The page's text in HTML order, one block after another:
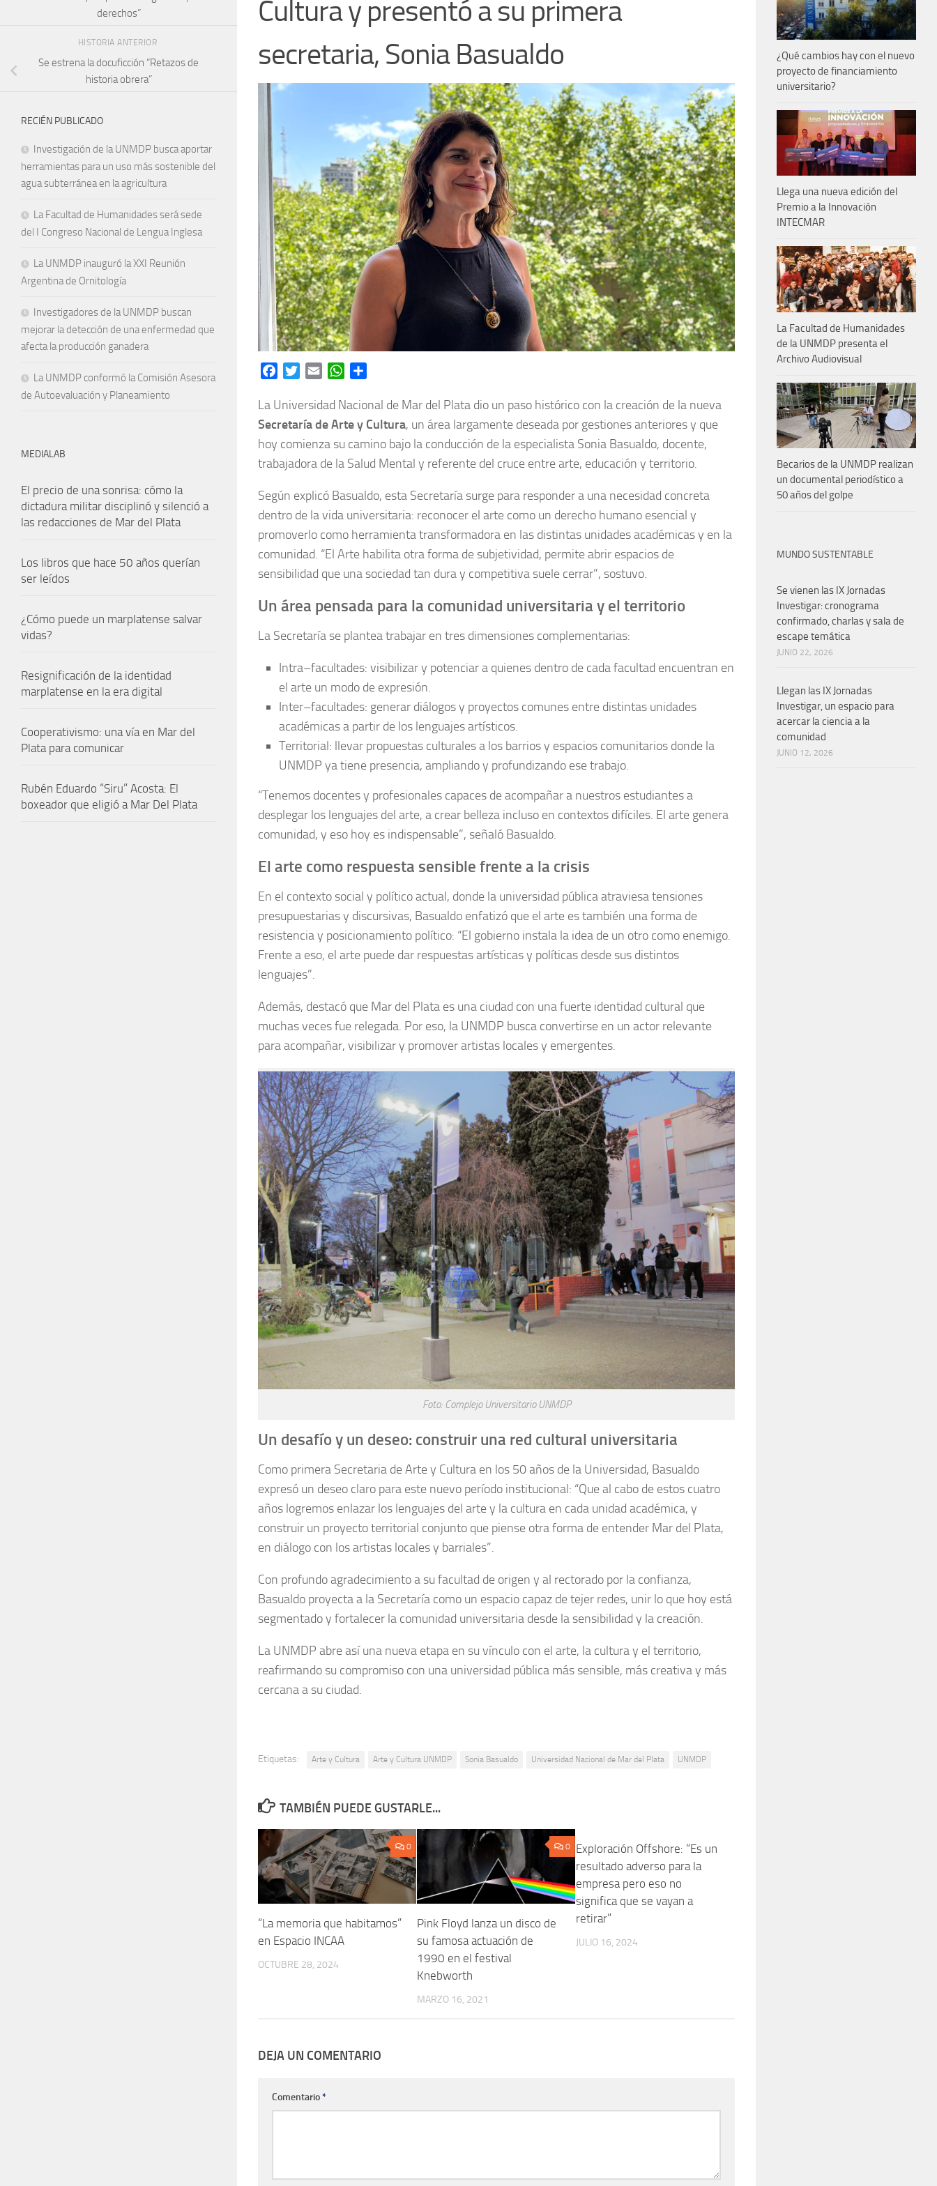
Cultura y presentó a su primera
secretaria, Sonia Basualdo
FacebookTwitterEmail WhatsApp
La Universidad Nacional de Mar del Plata dio un paso histórico con la creación de la nueva
Secretaría de Arte y Cultura, un área largamente deseada por gestiones anteriores y que
hoy comienza su camino bajo la conducción de la especialista Sonia Basualdo, docente,
trabajadora de la Salud Mental y referente del cruce entre arte, educación y territorio.
Según explicó Basualdo, esta Secretaría surge para responder a una necesidad concreta
dentro de la vida universitaria: reconocer el arte como un derecho humano esencial y
promoverlo como herramienta transformadora en las distintas unidades académicas y en la
comunidad. “El Arte habilita otra forma de subjetividad, permite abrir espacios de
sensibilidad que una sociedad tan dura y competitiva suele cerrar”, sostuvo.
Un área pensada para la comunidad universitaria y el territorio
La Secretaría se plantea trabajar en tres dimensiones complementarias:
Intra–facultades: visibilizar y potenciar a quienes dentro de cada facultad encuentran en
el arte un modo de expresión.
Inter–facultades: generar diálogos y proyectos comunes entre distintas unidades
académicas a partir de los lenguajes artísticos.
Territorial: llevar propuestas culturales a los barrios y espacios comunitarios donde la
UNMDP ya tiene presencia, ampliando y profundizando ese trabajo.
“Tenemos docentes y profesionales capaces de acompañar a nuestros estudiantes a
desplegar los lenguajes del arte, a crear belleza incluso en contextos difíciles. El arte genera
comunidad, y eso hoy es indispensable”, señaló Basualdo.
El arte como respuesta sensible frente a la crisis
En el contexto social y político actual, donde la universidad pública atraviesa tensiones
presupuestarias y discursivas, Basualdo enfatizó que el arte es también una forma de
resistencia y posicionamiento político: “El gobierno instala la idea de un otro como enemigo.
Frente a eso, el arte puede dar respuestas artísticas y políticas desde sus distintos
lenguajes”.
Además, destacó que Mar del Plata es una ciudad con una fuerte identidad cultural que
muchas veces fue relegada. Por eso, la UNMDP busca convertirse en un actor relevante
para acompañar, visibilizar y promover artistas locales y emergentes.
Foto: Complejo Universitario UNMDP
Un desafío y un deseo: construir una red cultural universitaria
Como primera Secretaria de Arte y Cultura en los 50 años de la Universidad, Basualdo
expresó un deseo claro para este nuevo período institucional: “Que al cabo de estos cuatro
años logremos enlazar los lenguajes del arte y la cultura en cada unidad académica, y
construir un proyecto territorial conjunto que piense otra forma de entender Mar del Plata,
en diálogo con los artistas locales y barriales”.
Con profundo agradecimiento a su facultad de origen y al rectorado por la confianza,
Basualdo proyecta a la Secretaría como un espacio capaz de tejer redes, unir lo que hoy está
segmentado y fortalecer la comunidad universitaria desde la sensibilidad y la creación.
La UNMDP abre así una nueva etapa en su vínculo con el arte, la cultura y el territorio,
reafirmando su compromiso con una universidad pública más sensible, más creativa y más
cercana a su ciudad.
Etiquetas: Arte y Cultura Arte y Cultura UNMDP Sonia Basualdo Universidad Nacional de Mar del Plata UNMDP
TAMBIÉN PUEDE GUSTARLE...
0
“La memoria que habitamos”
en Espacio INCAA
OCTUBRE 28, 2024
0
Pink Floyd lanza un disco de
su famosa actuación de
1990 en el festival
Knebworth
MARZO 16, 2021
Exploración Offshore: “Es un
resultado adverso para la
empresa pero eso no
significa que se vayan a
retirar”
JULIO 16, 2024
DEJA UN COMENTARIO
Comentario*
derechos”
HISTORIA ANTERIOR
Se estrena la docuficción “Retazos de
historia obrera”
RECIÉN PUBLICADO
Investigación de la UNMDP busca aportar
herramientas para un uso más sostenible del
agua subterránea en la agricultura
La Facultad de Humanidades será sede
del I Congreso Nacional de Lengua Inglesa
La UNMDP inauguró la XXI Reunión
Argentina de Ornitología
Investigadores de la UNMDP buscan
mejorar la detección de una enfermedad que
afecta la producción ganadera
La UNMDP conformó la Comisión Asesora
de Autoevaluación y Planeamiento
MEDIALAB
El precio de una sonrisa: cómo la
dictadura militar disciplinó y silenció a
las redacciones de Mar del Plata
Los libros que hace 50 años querían
ser leídos
¿Cómo puede un marplatense salvar
vidas?
Resignificación de la identidad
marplatense en la era digital
Cooperativismo: una vía en Mar del
Plata para comunicar
Rubén Eduardo “Siru” Acosta: El
boxeador que eligió a Mar Del Plata
¿Qué cambios hay con el nuevo
proyecto de financiamiento
universitario?
Llega una nueva edición del
Premio a la Innovación
INTECMAR
La Facultad de Humanidades
de la UNMDP presenta el
Archivo Audiovisual
Becarios de la UNMDP realizan
un documental periodístico a
50 años del golpe
MUNDO SUSTENTABLE
Se vienen las IX Jornadas
Investigar: cronograma
confirmado, charlas y sala de
escape temática
JUNIO 22, 2026
Llegan las IX Jornadas
Investigar, un espacio para
acercar la ciencia a la
comunidad
JUNIO 12, 2026